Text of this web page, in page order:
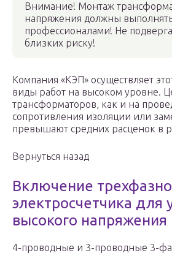
Внимание! Монтаж
напряжения должны
профессионалами! Не
близких риску!
Компания «КЭП» осуществляет
виды работ на высоком уровне.
трансформаторов, как и на
сопротивления изоляции или
превышают средних расценок в
Вернуться назад
Включение
электросчетчика для
высокого напряжения
4-проводные и 3-проводные 3-